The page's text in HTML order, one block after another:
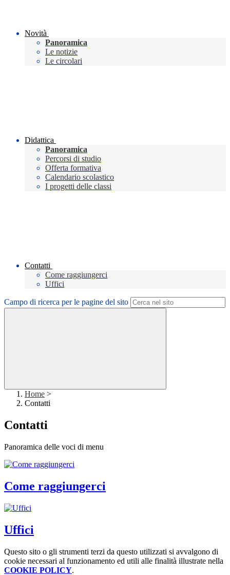
Novità
Panoramica
Le notizie
Le circolari
Didattica
Panoramica
Percorsi di studio
Offerta formativa
Calendario scolastico
I progetti delle classi
Contatti
Come raggiungerci
Uffici
Campo di ricerca per le pagine del sito
Home >
Contatti
Contatti
Panoramica delle voci di menu
Come raggiungerci
Uffici
Questo sito o gli strumenti terzi da questo utilizzati si avvalgono di
cookie necessari al funzionamento ed utili alle finalità illustrate nella
COOKIE POLICY.